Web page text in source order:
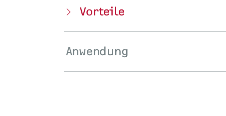
Vorteile
Anwendung